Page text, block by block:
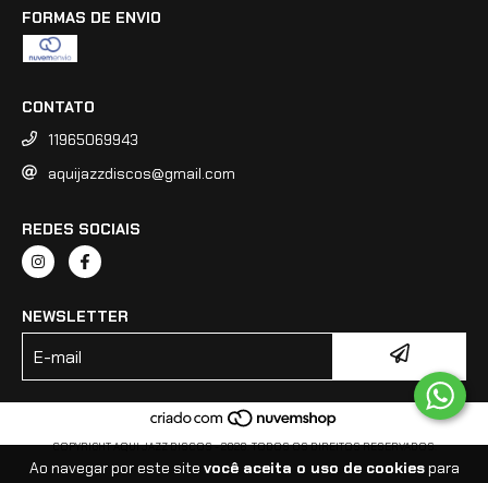
Ao navegar por este site você aceita o uso de cookiespara
FORMAS DE ENVIO
CONTATO
11965069943
aquijazzdiscos@gmail.com
REDES SOCIAIS
NEWSLETTER
COPYRIGHT AQUI JAZZ DISCOS - 2026. TODOS OS DIREITOS RESERVADOS.